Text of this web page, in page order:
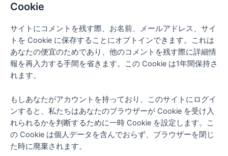
Cookie
サイトにコメントを残す際、お名前、メールアドレス、サイ
トを Cookie に保存することにオプトインできます。これは
あなたの便宜のためであり、他のコメントを残す際に詳細情
報を再入力する手間を省きます。この Cookie は1年間保持さ
れます。
もしあなたがアカウントを持っており、このサイトにログイ
ンすると、私たちはあなたのブラウザーが Cookie を受け入
れられるかを判断するために一時 Cookie を設定します。こ
の Cookie は個人データを含んでおらず、ブラウザーを閉じ
た時に廃棄されます。